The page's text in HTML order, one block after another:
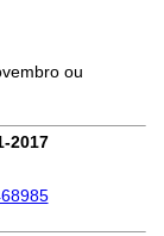
ou
2017